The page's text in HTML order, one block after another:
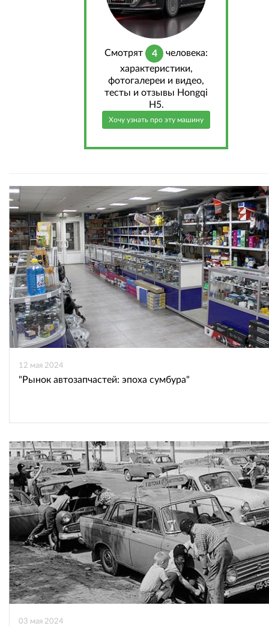
Cмотрят 4
человека:
характеристики,
фотогалереи и видео,
тесты и отзывы Hongqi
H5.
Хочу узнать про эту машину
12 мая 2024
"Рынок автозапчастей: эпоха сумбура"
03 мая 2024